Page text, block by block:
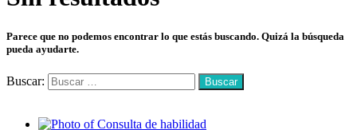
Parece que no podemos encontrar lo que estás buscando. Quizá la búsqueda
pueda ayudarte.
Buscar: